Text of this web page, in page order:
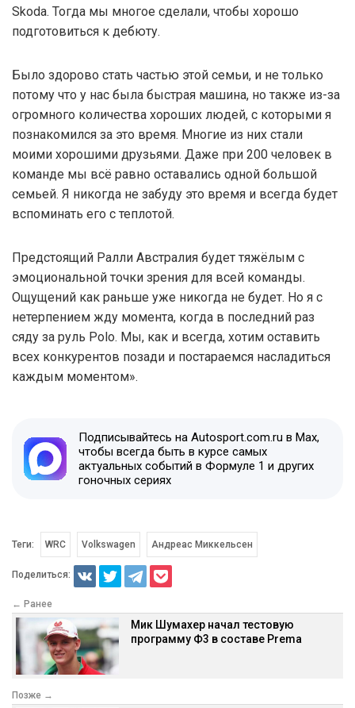
Skoda. Тогда мы многое сделали, чтобы хорошо
подготовиться к дебюту.
Было здорово стать частью этой семьи, и не только
потому что у нас была быстрая машина, но также из-за
огромного количества хороших людей, с которыми я
познакомился за это время. Многие из них стали
моими хорошими друзьями. Даже при 200 человек в
команде мы всё равно оставались одной большой
семьей. Я никогда не забуду это время и всегда будет
вспоминать его с теплотой.
Предстоящий Ралли Австралия будет тяжёлым с
эмоциональной точки зрения для всей команды.
Ощущений как раньше уже никогда не будет. Но я с
нетерпением жду момента, когда в последний раз
сяду за руль Polo. Мы, как и всегда, хотим оставить
всех конкурентов позади и постараемся насладиться
каждым моментом».
Подписывайтесь на Autosport.com.ru в Max,
чтобы всегда быть в курсе самых
актуальных событий в Формуле 1 и других
гоночных сериях
Теги: WRC Volkswagen Андреас Миккельсен
Поделиться:
← Ранее
Мик Шумахер начал тестовую
программу Ф3 в составе Prema
Позже →